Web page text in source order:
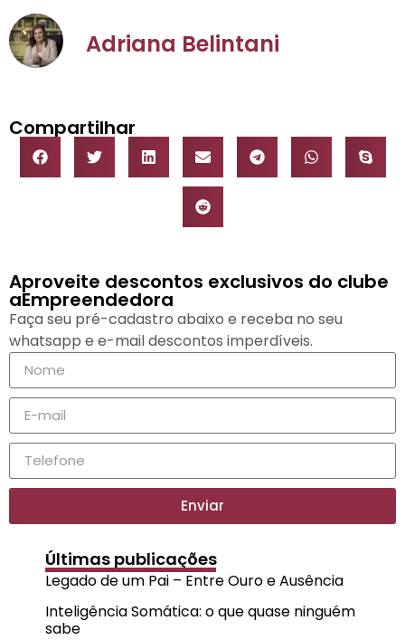
Adriana Belintani
Compartilhar
Aproveite descontos exclusivos do clube
aEmpreendedora
Faça seu pré-cadastro abaixo e receba no seu
whatsapp e e-mail descontos imperdíveis.
Enviar
Últimas publicações
Legado de um Pai – Entre Ouro e Ausência
Inteligência Somática: o que quase ninguém
sabe